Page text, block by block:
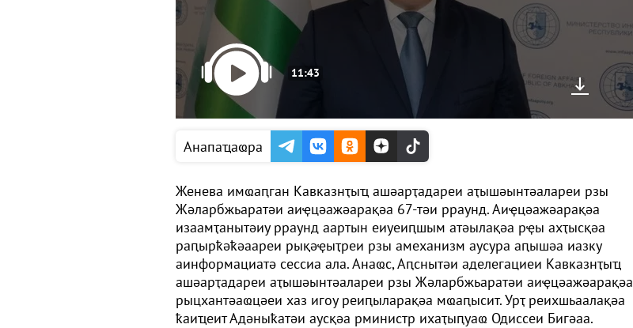
11:43
Анапаҵаҩра
Женева имҩаԥган Кавказнҭыҵ ашәарҭадареи аҭышәынтәалареи рзы
Жәларбжьаратәи аиҿцәажәарақәа 67-тәи рраунд. Аиҿцәажәарақәа
изаамҭанытәиу рраунд аартын еиуеиԥшым атәылақәа рҿы ахҭысқәа
раԥырҟәҟәаареи рықәҿыҭреи рзы амеханизм аусура аԥышәа иазку
аинформациатә сессиа ала. Анаҩс, Аԥснытәи аделегациеи Кавказнҭыҵ
ашәарҭадареи аҭышәынтәалареи рзы Жәларбжьаратәи аиҿцәажәарақәа
рыцхантәаҩцәеи хаз игоу реиԥыларақәа мҩаԥысит. Урҭ реихшьаалақәа
ҟаиҵеит Адәныҟатәи аусқәа рминистр ихаҭыԥуаҩ Одиссеи Бигәаа.